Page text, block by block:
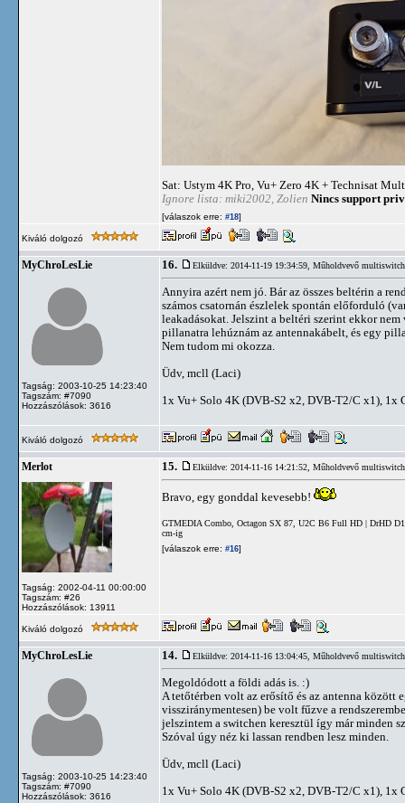
Sat: Ustym 4K Pro, Vu+ Zero 4K + Technisat
Ignore lista: miki2002, Zolien Nincs support
[válaszok erre: #18]
Kiváló dolgozó
MyChroLesLie
Tagság: 2003-10-25 14:23:40
Tagszám: #7090
Hozzászólások: 3616
16. Elküldve: 2014-11-19 19:34:59, Műholdvevő multiswitch
Annyira azért nem jó. Bár az összes beltérin a
számos csatornán észlelek spontán előforduló
leakadásokat. Jelszint a beltéri szerint ekkor
pillanatra lehúznám az antennakábelt, és egy
Nem tudom mi okozza.
Üdv, mcll (Laci)
1x Vu+ Solo 4K (DVB-S2 x2, DVB-T2/C x1), 1x
Kiváló dolgozó
Merlot
Tagság: 2002-04-11 00:00:00
Tagszám: #26
Hozzászólások: 13911
15. Elküldve: 2014-11-16 14:21:52, Műholdvevő multiswitch
Bravo, egy gonddal kevesebb!
GTMEDIA Combo, Octagon SX 87, U2C B6 Full HD | DrHD
cm-ig
[válaszok erre: #16]
Kiváló dolgozó
MyChroLesLie
Tagság: 2003-10-25 14:23:40
Tagszám: #7090
Hozzászólások: 3616
14. Elküldve: 2014-11-16 13:04:45, Műholdvevő multiswitch
Megoldódott a földi adás is. :)
A tetőtérben volt az erősítő és az antenna között
vissziránymentesen) be volt fűzve a
jelszintem a switchen keresztül így már minden
Szóval úgy néz ki lassan rendben lesz minden.
Üdv, mcll (Laci)
1x Vu+ Solo 4K (DVB-S2 x2, DVB-T2/C x1), 1x